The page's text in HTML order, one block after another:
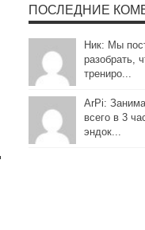
ПОСЛЕДНИЕ
Ник: Мы
разобрать,
трениро...
ArPi:
всего в 3
эндок...